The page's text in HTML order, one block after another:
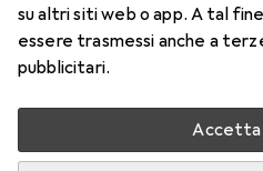
su altri siti web o app. A tal
essere trasmessi anche a
pubblicitari.